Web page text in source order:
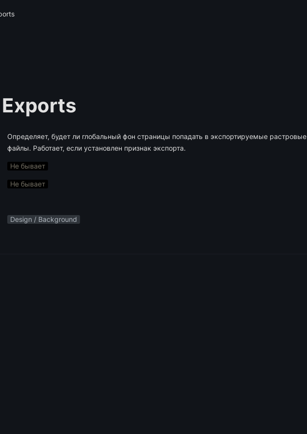
Определяет, будет ли глобальный фон страницы попадать в экспортируемые растровые
файлы. Работает, если установлен признак экспорта.
Не бывает
Не бывает
Design / Background